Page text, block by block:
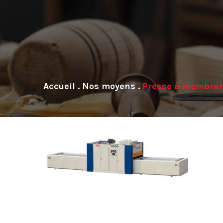
. Nos moyens . Presse à